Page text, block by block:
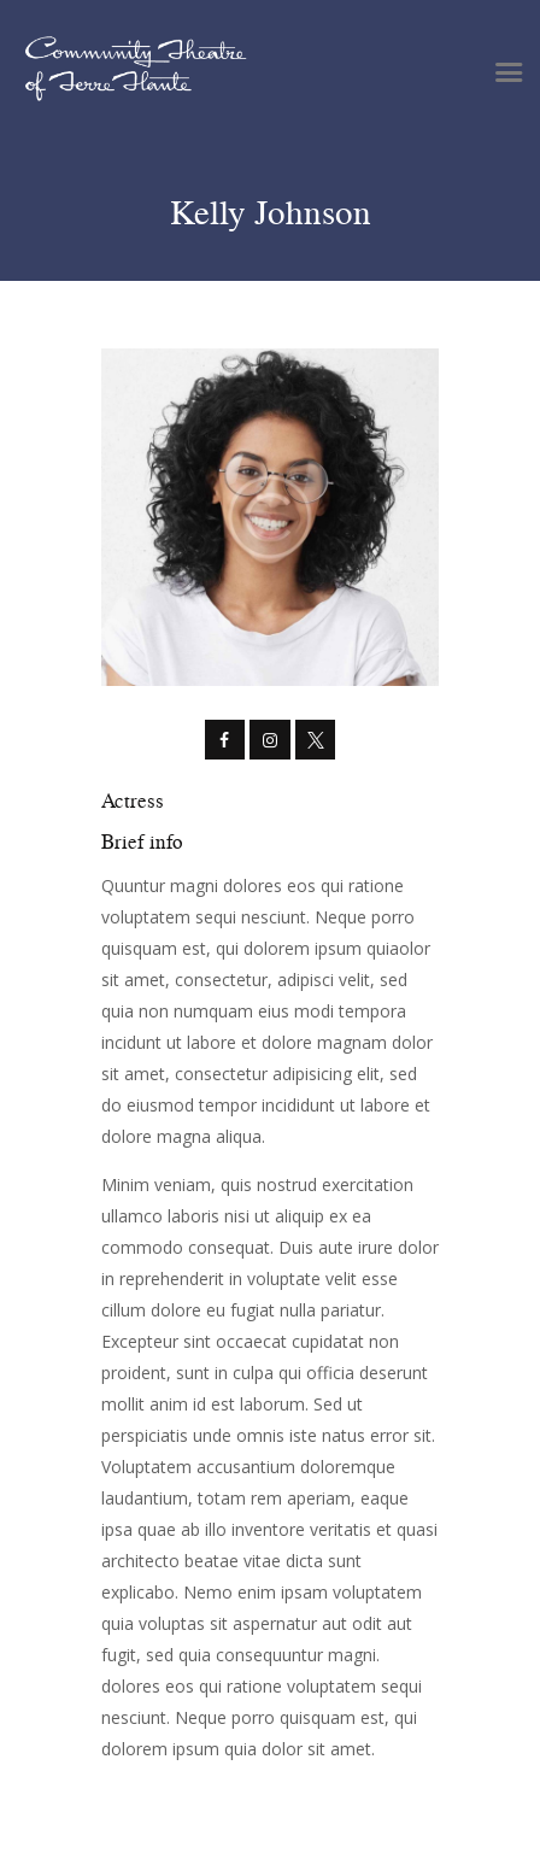
Kelly Johnson
Plan Your Visit
Get Involved
Actress
Brief info
Quuntur magni dolores eos qui ratione
voluptatem sequi nesciunt. Neque porro
quisquam est, qui dolorem ipsum quiaolor
sit amet, consectetur, adipisci velit, sed
quia non numquam eius modi tempora
incidunt ut labore et dolore magnam dolor
sit amet, consectetur adipisicing elit, sed
do eiusmod tempor incididunt ut labore et
dolore magna aliqua.
Minim veniam, quis nostrud exercitation
ullamco laboris nisi ut aliquip ex ea
commodo consequat. Duis aute irure dolor
in reprehenderit in voluptate velit esse
cillum dolore eu fugiat nulla pariatur.
Excepteur sint occaecat cupidatat non
proident, sunt in culpa qui officia deserunt
mollit anim id est laborum. Sed ut
perspiciatis unde omnis iste natus error sit.
Voluptatem accusantium doloremque
laudantium, totam rem aperiam, eaque
ipsa quae ab illo inventore veritatis et quasi
architecto beatae vitae dicta sunt
explicabo. Nemo enim ipsam voluptatem
quia voluptas sit aspernatur aut odit aut
fugit, sed quia consequuntur magni.
dolores eos qui ratione voluptatem sequi
nesciunt. Neque porro quisquam est, qui
dolorem ipsum quia dolor sit amet.